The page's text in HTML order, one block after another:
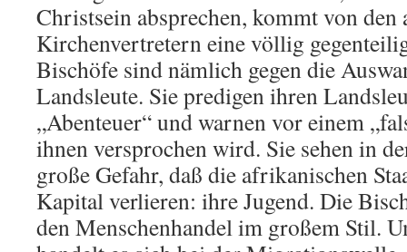
Christsein absprechen, kommt von
Kirchenvertretern eine völlig
Bischöfe sind nämlich gegen die
Landsleute. Sie predigen ihren
„Abenteuer“ und warnen vor einem
ihnen versprochen wird. Sie sehen in
große Gefahr, daß die afrikanischen
Kapital verlieren: ihre Jugend. Die
den Menschenhandel im großem Stil.